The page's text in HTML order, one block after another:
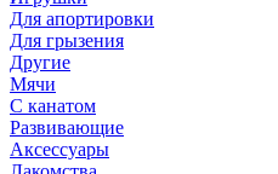
Для апортировки
Для грызения
Другие
Мячи
С канатом
Развивающие
Аксессуары